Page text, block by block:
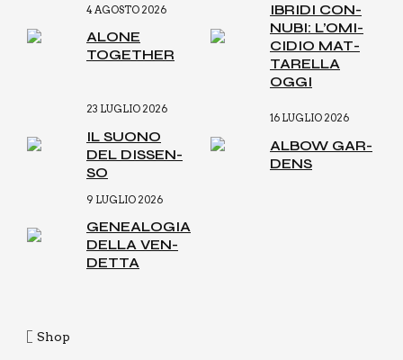
4 AGOSTO 2026
ALO­NE
TOGE­THER
IBRI­DI CON­
NU­BI: L’O­MI­
CI­DIO MAT­
TA­REL­LA
OGGI
23 LUGLIO 2026
IL SUO­NO
DEL DIS­SEN­
SO
16 LUGLIO 2026
ALBOW GAR­
DENS
9 LUGLIO 2026
GENEA­LO­GIA
DEL­LA VEN­
DET­TA
Shop